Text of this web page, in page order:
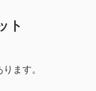
ト
ます。